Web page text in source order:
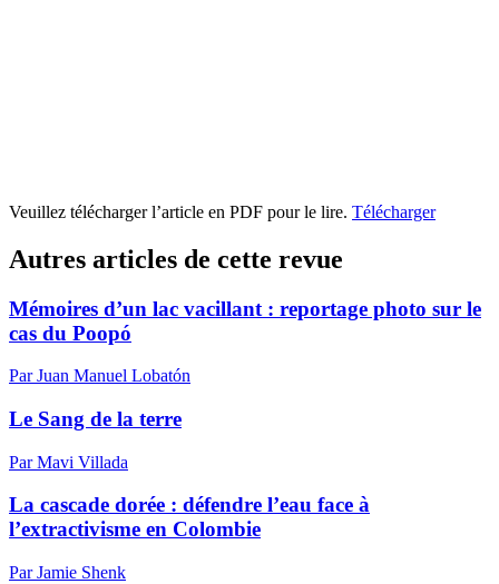
Veuillez télécharger l’article en PDF pour le lire. Télécharger
Autres articles de cette revue
Mémoires d’un lac vacillant : reportage photo sur le
cas du Poopó
Par Juan Manuel Lobatón
Le Sang de la terre
Par Mavi Villada
La cascade dorée : défendre l’eau face à
l’extractivisme en Colombie
Par Jamie Shenk